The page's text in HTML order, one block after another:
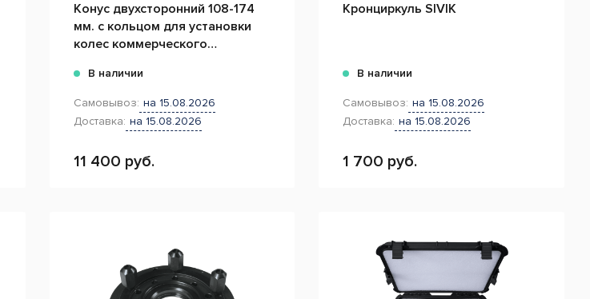
Конус двухсторонний 108-174
мм. с кольцом для установки
колес коммерческого
В наличии
Самовывоз: на 15.08.2026
Доставка: на 15.08.2026
11 400 руб.
Кронциркуль SIVIK
В наличии
Самовывоз: на 15.08.2026
Доставка: на 15.08.2026
1 700 руб.